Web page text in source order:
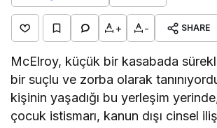
+ - SHARE
McElroy, küçük bir kasabada
bir suçlu ve zorba olarak
kişinin yaşadığı bu yerleşim
çocuk istismarı, kanun dışı cinsel